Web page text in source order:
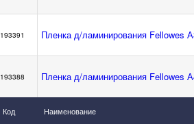
Код Наименование
193391 Пленка д/ламинирования Fellowes
193388 Пленка д/ламинирования Fellowes